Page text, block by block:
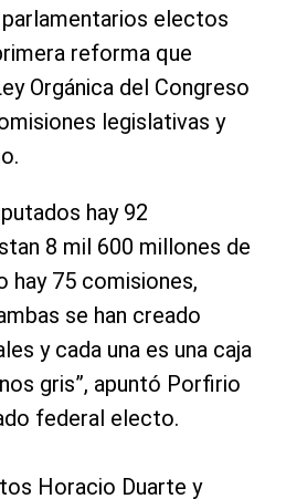
electos
reforma que
Orgánica del Congreso
legislativas y
hay 92
8 mil 600 millones de
hay 75 comisiones,
se han creado
y cada una es una caja
gris”, apuntó Porfirio
federal electo.
Horacio Duarte y